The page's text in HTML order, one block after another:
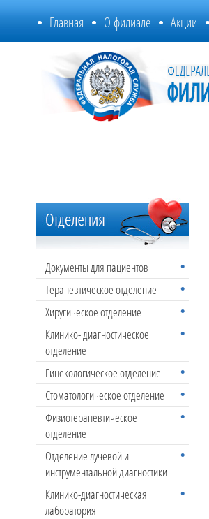
Главная О филиале Акции
Документы для пациентов
Терапевтическое отделение
Хиругическое отделение
Клинико- диагностическое
отделение
Гинекологическое отделение
Стоматологическое отделение
Физиотерапевтическое
отделение
Отделение лучевой и
инструментальной диагностики
Клинико-диагностическая
лаборатория